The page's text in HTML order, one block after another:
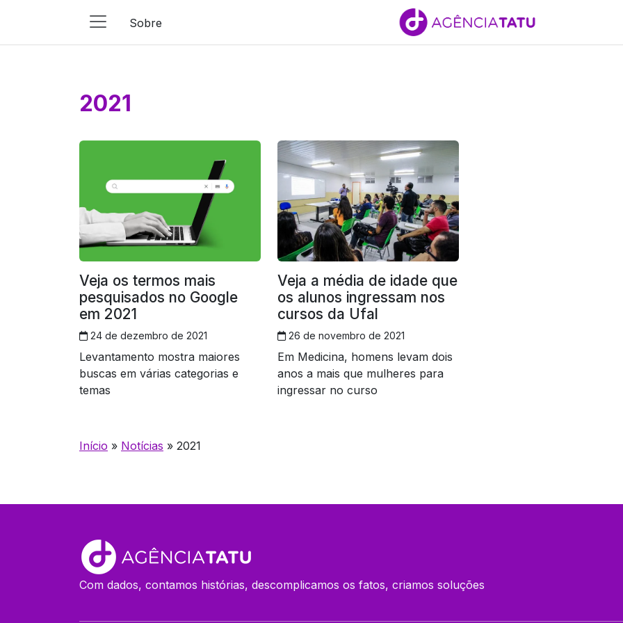
Sobre
2021
Veja os termos mais
pesquisados no Google
em 2021
24 de dezembro de 2021
Levantamento mostra maiores
buscas em várias categorias e
temas
Veja a média de idade que
os alunos ingressam nos
cursos da Ufal
26 de novembro de 2021
Em Medicina, homens levam dois
anos a mais que mulheres para
ingressar no curso
Início » Notícias » 2021
Com dados, contamos histórias, descomplicamos os fatos, criamos soluções